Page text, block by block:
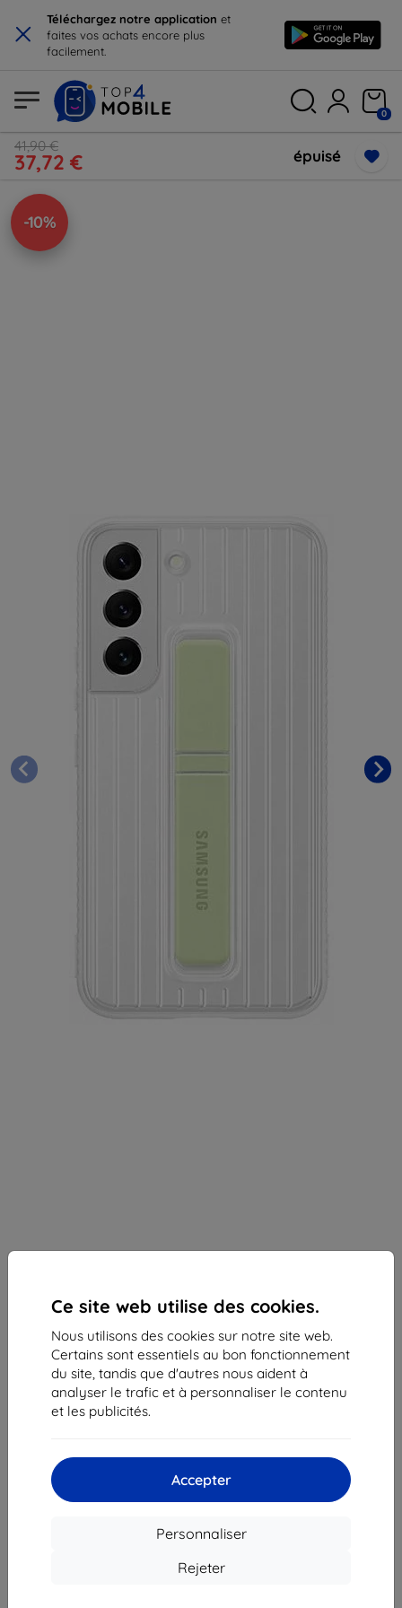
× Téléchargez notre application et
faites vos achats encore plus
facilement.
Ce site web utilise des cookies.
Nous utilisons des cookies sur notre site web.
Certains sont essentiels au bon fonctionnement
du site, tandis que d'autres nous aident à
analyser le trafic et à personnaliser le contenu
et les publicités.
Accepter
Personnaliser
Rejeter
0
41,90 €
37,72 € épuisé
-10%
Coque Case Samsung EF-RS901CW S22 S901 white
Protective Standing Cover (EF-RS901CWEGWW)
Description et caractéristiques